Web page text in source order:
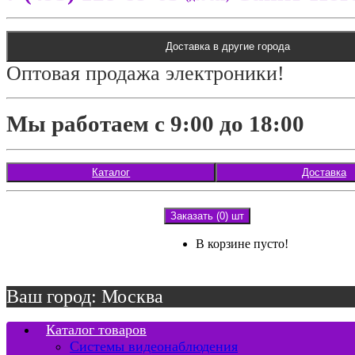
Доставка в другие города
Оптовая продажа электроники!
Мы работаем с 9:00 до 18:00
Каталог Доставка
Заказать (0) шт
В корзине пусто!
Ваш город: Москва
Каталог товаров
Системы видеонаблюдения